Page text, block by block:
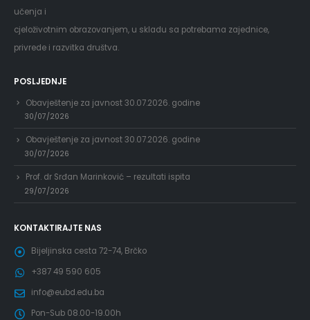
učenja i
cjeloživotnim obrazovanjem, u skladu sa potrebama zajednice,
privrede i razvitka društva.
POSLJEDNJE
Obavještenje za javnost 30.07.2026. godine
30/07/2026
Obavještenje za javnost 30.07.2026. godine
30/07/2026
Prof. dr Srđan Marinković – rezultati ispita
29/07/2026
KONTAKTIRAJTE NAS
Bijeljinska cesta 72-74, Brčko
+387 49 590 605
info@eubd.edu.ba
Pon-Sub 08.00-19.00h